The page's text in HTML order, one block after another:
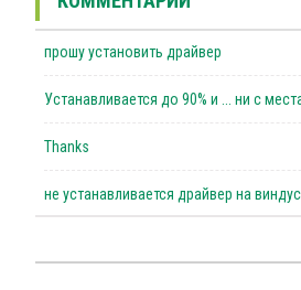
прошу установить драйвер
Устанавливается до 90% и ... ни с
Thanks
не устанавливается драйвер на виндус